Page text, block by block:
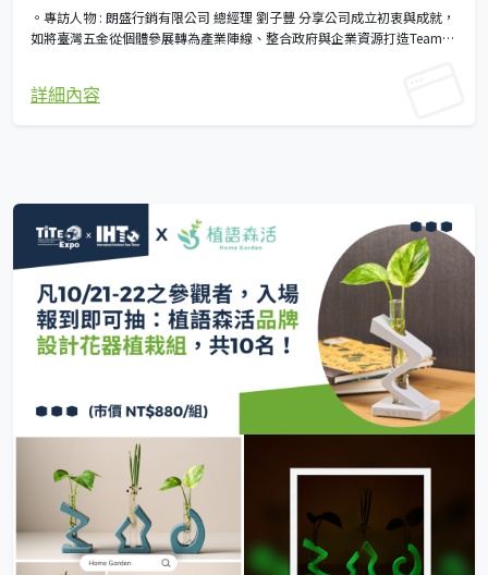
。專訪人物 : 朗盛行銷有限公司 總經理 劉子豐 分享公司成立初衷與成就，
如將臺灣五金從個體參展轉為產業陣線、整合政府與企業資源打造Team
条貿易振興會），並協助中小企業品牌塑造與進入新市場。訪談強調展會
詳細內容